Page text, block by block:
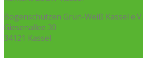
Bogenschützen Grün-Weiß Kassel e.V.
Giesenallee 30
34121 Kassel